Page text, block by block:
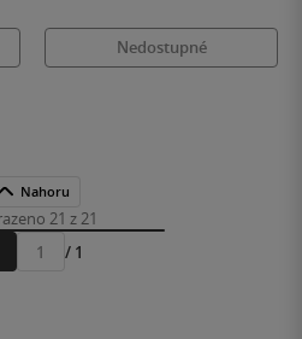
Nedostupné
Nahoru
21 z 21
Přejít
/ 1